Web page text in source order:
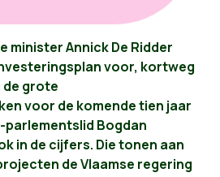
minister Annick De Ridder
voor, kortweg
de grote
voor de komende tien jaar
Bogdan
in de cijfers. Die tonen aan
de Vlaamse regering